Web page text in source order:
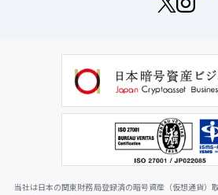
当社は日本の関東財務局登録済の暗号資産（仮想通貨）